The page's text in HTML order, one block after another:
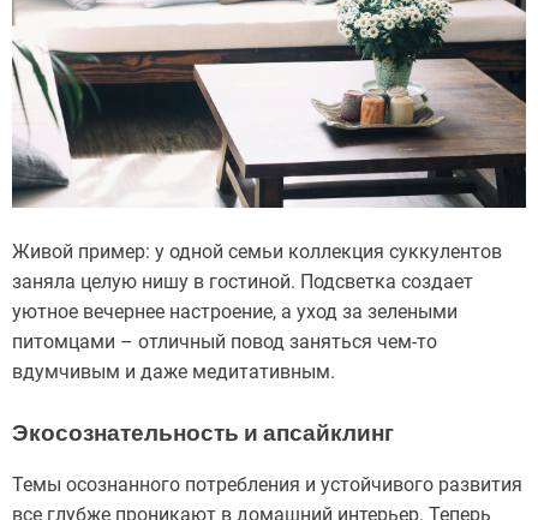
Живой пример: у одной семьи коллекция суккулентов
заняла целую нишу в гостиной. Подсветка создает
уютное вечернее настроение, а уход за зелеными
питомцами – отличный повод заняться чем-то
вдумчивым и даже медитативным.
Экосознательность и апсайклинг
Темы осознанного потребления и устойчивого развития
все глубже проникают в домашний интерьер. Теперь